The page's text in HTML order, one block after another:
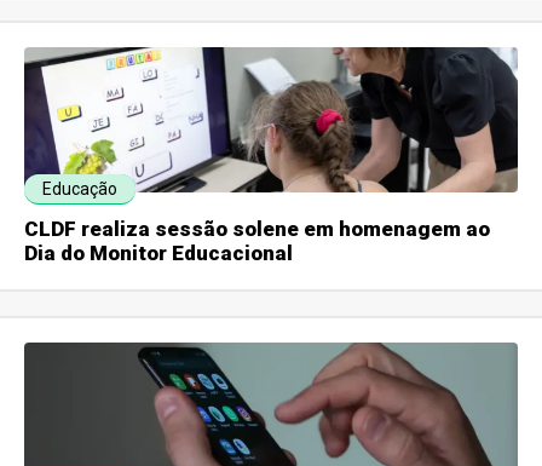
Educação
CLDF realiza sessão solene em homenagem ao
Dia do Monitor Educacional